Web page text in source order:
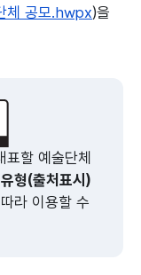
체 공모.hwpx)을
할 예술단체
형(출처표시)
라 이용할 수